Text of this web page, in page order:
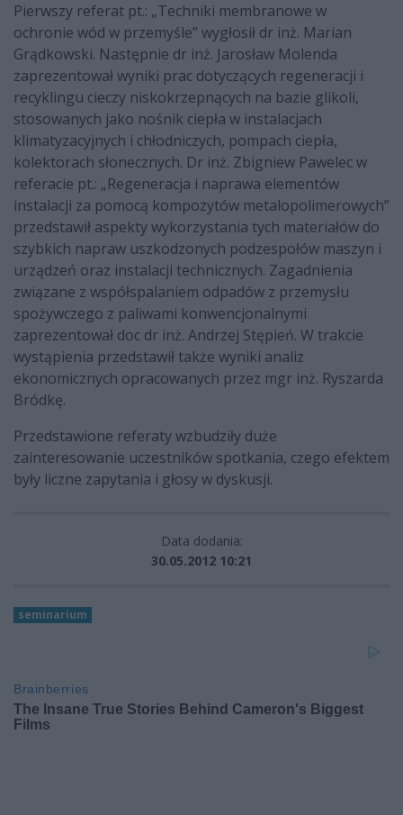
Pierwszy referat pt.: „Techniki membranowe w
ochronie wód w przemyśle” wygłosił dr inż. Marian
Grądkowski. Następnie dr inż. Jarosław Molenda
zaprezentował wyniki prac dotyczących regeneracji i
recyklingu cieczy niskokrzepnących na bazie glikoli,
stosowanych jako nośnik ciepła w instalacjach
klimatyzacyjnych i chłodniczych, pompach ciepła,
kolektorach słonecznych. Dr inż. Zbigniew Pawelec w
referacie pt.: „Regeneracja i naprawa elementów
instalacji za pomocą kompozytów metalopolimerowych”
przedstawił aspekty wykorzystania tych materiałów do
szybkich napraw uszkodzonych podzespołów maszyn i
urządzeń oraz instalacji technicznych. Zagadnienia
związane z współspalaniem odpadów z przemysłu
spożywczego z paliwami konwencjonalnymi
zaprezentował doc dr inż. Andrzej Stępień. W trakcie
wystąpienia przedstawił także wyniki analiz
ekonomicznych opracowanych przez mgr inż. Ryszarda
Bródkę.
Przedstawione referaty wzbudziły duże
zainteresowanie uczestników spotkania, czego efektem
były liczne zapytania i głosy w dyskusji.
Data dodania:
30.05.2012 10:21
seminarium